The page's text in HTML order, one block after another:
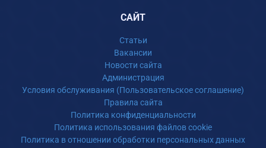
САЙТ
Статьи
Вакансии
Новости сайта
Администрация
Условия обслуживания (Пользовательское соглашение)
Правила сайта
Политика конфиденциальности
Политика использования файлов cookie
Политика в отношении обработки персональных данных